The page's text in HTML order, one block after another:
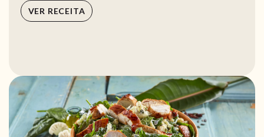
VER RECEITA